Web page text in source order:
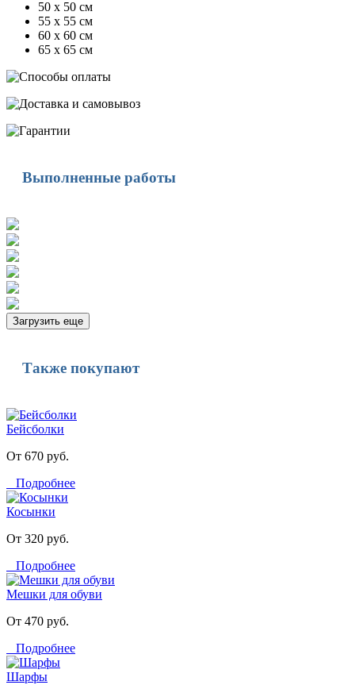
50 х 50 см
55 х 55 см
60 х 60 см
65 х 65 см
Выполненные работы
Загрузить еще
Также покупают
Бейсболки
От 670 руб.
Подробнее
Косынки
От 320 руб.
Подробнее
Мешки для обуви
От 470 руб.
Подробнее
Шарфы